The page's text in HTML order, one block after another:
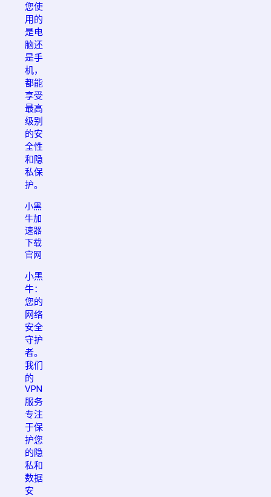
您使
用的
是电
脑还
是手
机，
都能
享受
最高
级别
的安
全性
和隐
私保
护。
小黑
牛加
速器
下载
官网
小黑
牛：
您的
网络
安全
守护
者。
我们
的
VPN
服务
专注
于保
护您
的隐
私和
数据
安